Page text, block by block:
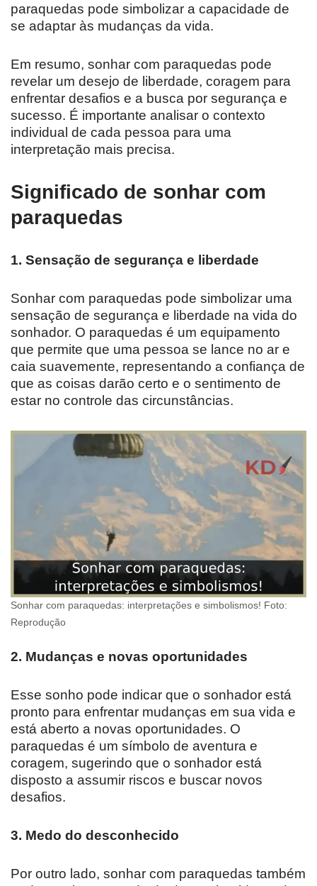
paraquedas pode simbolizar a capacidade de
se adaptar às mudanças da vida.
Em resumo, sonhar com paraquedas pode
revelar um desejo de liberdade, coragem para
enfrentar desafios e a busca por segurança e
sucesso. É importante analisar o contexto
individual de cada pessoa para uma
interpretação mais precisa.
Significado de sonhar com
paraquedas
1. Sensação de segurança e liberdade
Sonhar com paraquedas pode simbolizar uma
sensação de segurança e liberdade na vida do
sonhador. O paraquedas é um equipamento
que permite que uma pessoa se lance no ar e
caia suavemente, representando a confiança de
que as coisas darão certo e o sentimento de
estar no controle das circunstâncias.
Sonhar com paraquedas: interpretações e simbolismos! Foto:
Reprodução
2. Mudanças e novas oportunidades
Esse sonho pode indicar que o sonhador está
pronto para enfrentar mudanças em sua vida e
está aberto a novas oportunidades. O
paraquedas é um símbolo de aventura e
coragem, sugerindo que o sonhador está
disposto a assumir riscos e buscar novos
desafios.
3. Medo do desconhecido
Por outro lado, sonhar com paraquedas também